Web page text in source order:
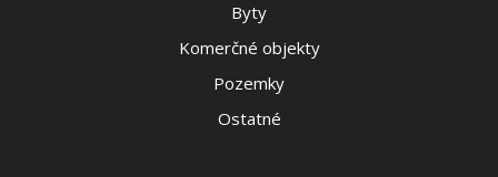
Byty
Komerčné objekty
Pozemky
Ostatné